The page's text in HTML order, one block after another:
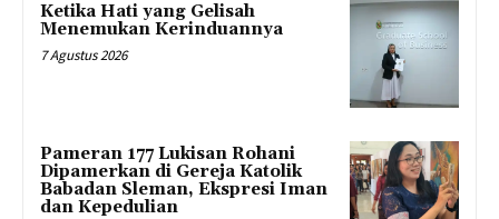
Ketika Hati yang Gelisah
Menemukan Kerinduannya
7 Agustus 2026
Pameran 177 Lukisan Rohani
Dipamerkan di Gereja Katolik
Babadan Sleman, Ekspresi Iman
dan Kepedulian